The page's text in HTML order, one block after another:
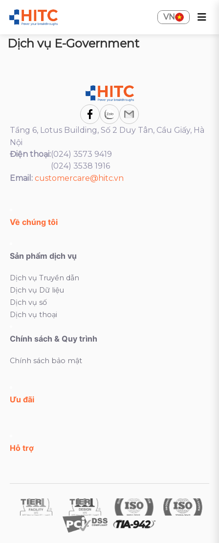
VN
Dịch vụ E-Government
Tầng 6, Lotus Building, Số 2 Duy Tân, Cầu Giấy, Hà
Nội
Điện thoại:(024) 3573 9419
(024) 3538 1916
Email: customercare@hitc.vn
Về chúng tôi
Sản phẩm dịch vụ
Dịch vụ Truyền dẫn
Dịch vụ Dữ liệu
Dịch vụ số
Dịch vụ thoại
Chính sách & Quy trình
Chính sách bảo mật
Ưu đãi
Hỗ trợ